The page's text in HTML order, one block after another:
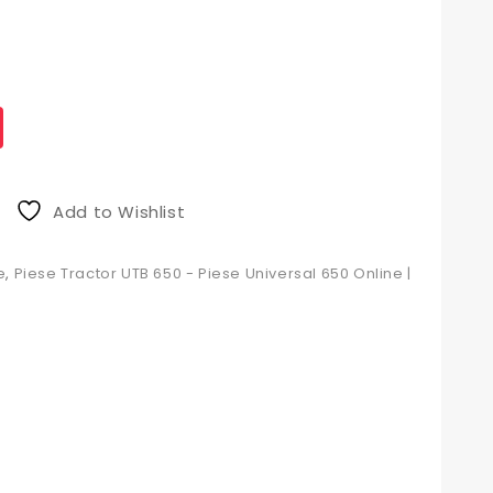
Add to Wishlist
, Piese Tractor UTB 650 - Piese Universal 650 Online |